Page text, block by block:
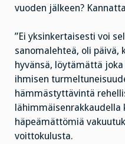
vuoden jälkeen?
”Ei yksinkertaisesti voi
sanomalehteä, oli päivä,
hyvänsä, löytämättä
ihmisen
hämmästyttävintä
lähimmäisenrakkaudella
häpeämättömiä
voittokulusta.